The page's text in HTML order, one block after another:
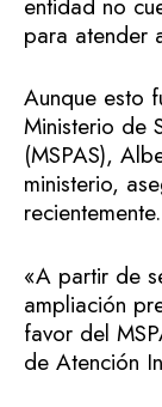
para atender
Aunque esto
Ministerio de
(MSPAS),
ministerio,
recientemente.
«A partir de
ampliación
favor del
de Atención